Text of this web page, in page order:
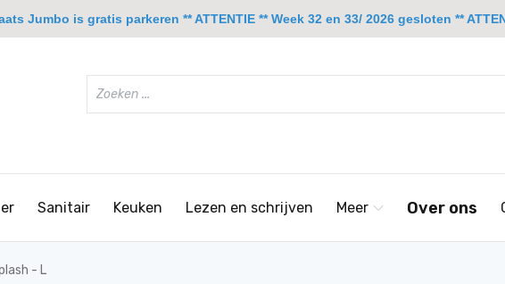
Sanitair Keuken Lezen en schrijven Meer Over ons
- L
Jumbo is gratis parkeren ** ATTENTIE ** Week 32 en 33/ 2026 gesloten **